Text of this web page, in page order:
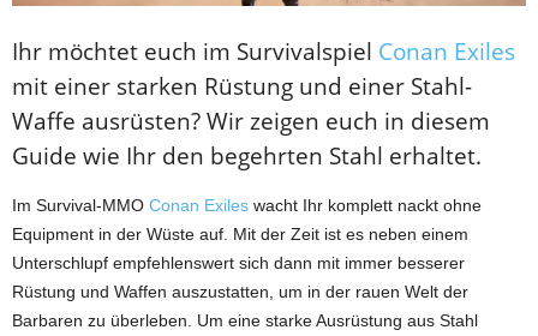
Ihr möchtet euch im Survivalspiel Conan Exiles
mit einer starken Rüstung und einer Stahl-
Waffe ausrüsten? Wir zeigen euch in diesem
Guide wie Ihr den begehrten Stahl erhaltet.
Im Survival-MMO Conan Exiles wacht Ihr komplett nackt ohne
Equipment in der Wüste auf. Mit der Zeit ist es neben einem
Unterschlupf empfehlenswert sich dann mit immer besserer
Rüstung und Waffen auszustatten, um in der rauen Welt der
Barbaren zu überleben. Um eine starke Ausrüstung aus Stahl